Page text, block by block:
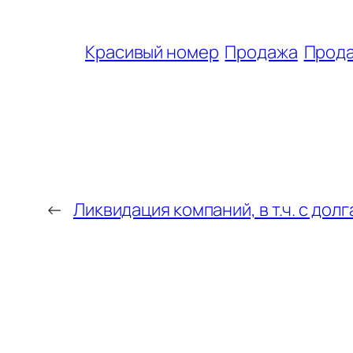
Красивый номер Продажа
← Ликвидация компаний, в т.ч. с